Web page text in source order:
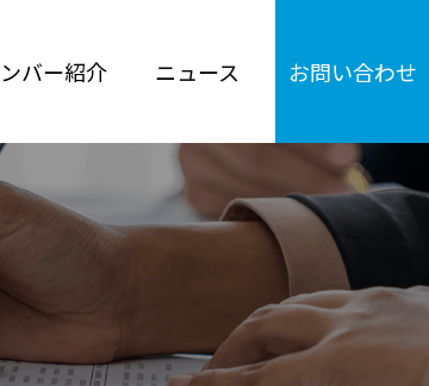
バー紹介 ニュース お問い合わせ